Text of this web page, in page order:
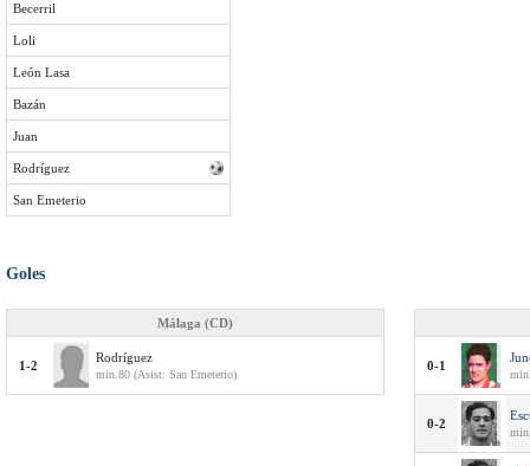
Becerril
Loli
León Lasa
Bazán
Juan
Rodríguez
San Emeterio
Goles
Málaga (CD)
1-2
Rodríguez
min.80 (Asist: San Emeterio)
0-1
0-2